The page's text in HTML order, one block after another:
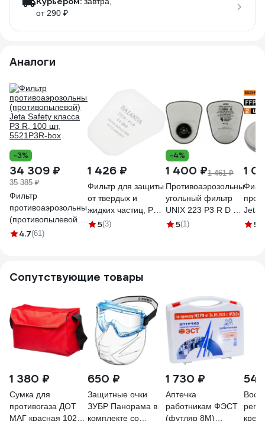
от 290 ₽
Аналоги
-3%
34 309 ₽
35 385 ₽
Фильтр
противоаэрозольный
(противопылевой)
Jeta Safety класса
4.7(61)
1 426 ₽
Фильтр для защиты
от твердых и
жидких частиц, P1R
BAIANDA 10 шт
5(3)
-4%
1 400 ₽1 461 ₽
Противоаэрозольный
угольный фильтр
UNIX 223 P3 R D 2
штуки 102-022-0002
5(1)
1
Jeta
шт.)
5
Сопутствующие товары
1 380 ₽
Сумка для
противогаза ДОТ
МАГ красная 102-
650 ₽
Защитные очки
ЗУБР Панорама в
комплекте со
1 730 ₽
Аптечка
работникам ФЭСТ
(футляр 8М)
54
крем